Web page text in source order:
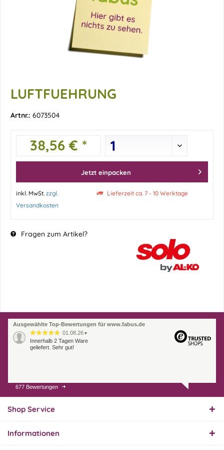
LUFTFUEHRUNG
Artnr.: 6073504
38,56 € *
Jetzt einpacken
inkl. MwSt. zzgl.
Versandkosten
Lieferzeit ca. 7 - 10 Werktage
Fragen zum Artikel?
Ausgewählte Top-Bewertungen für www.fabus.de
01.08.26 ▼
Innerhalb 2 Tagen Ware
geliefert. Sehr gut!
31.07.26
Super schnelle Lieferung,
hervorragend. Gerne
677 Bewertungen
Shop Service
Informationen